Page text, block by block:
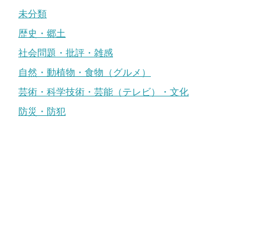
未分類
歴史・郷土
社会問題・批評・雑感
自然・動植物・食物（グルメ）
芸術・科学技術・芸能（テレビ）・文化
防災・防犯